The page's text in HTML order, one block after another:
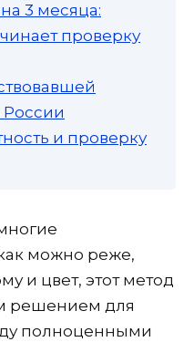
3 месяца:
проверку
России
и проверку
можно реже,
и цвет, этот метод
решением для
полноценными